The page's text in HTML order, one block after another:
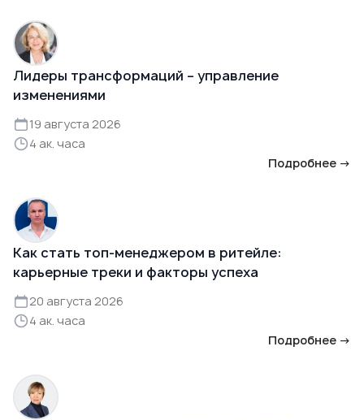
Лидеры трансформаций – управление
изменениями
19 августа 2026
4 ак. часа
Подробнее →
Как стать топ-менеджером в ритейле:
карьерные треки и факторы успеха
20 августа 2026
4 ак. часа
Подробнее →